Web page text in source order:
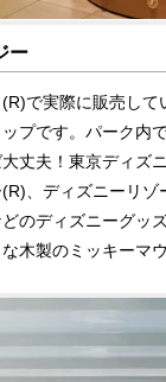
ー
で実際に販売して
プです。パーク内
丈夫！東京ディズ
、ディズニーリゾ
のディズニーグッ
木製のミッキーマ